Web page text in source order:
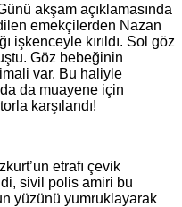
akşam açıklamasında
emekçilerden Nazan
işkenceyle kırıldı. Sol göz
Göz bebeğinin
var. Bu haliyle
da muayene için
karşılandı!
etrafı çevik
sivil polis amiri bu
yüzünü yumruklayarak